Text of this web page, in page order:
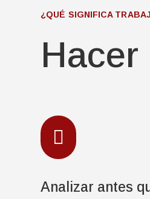
¿QUÉ SIGNIFICA

Analizar antes